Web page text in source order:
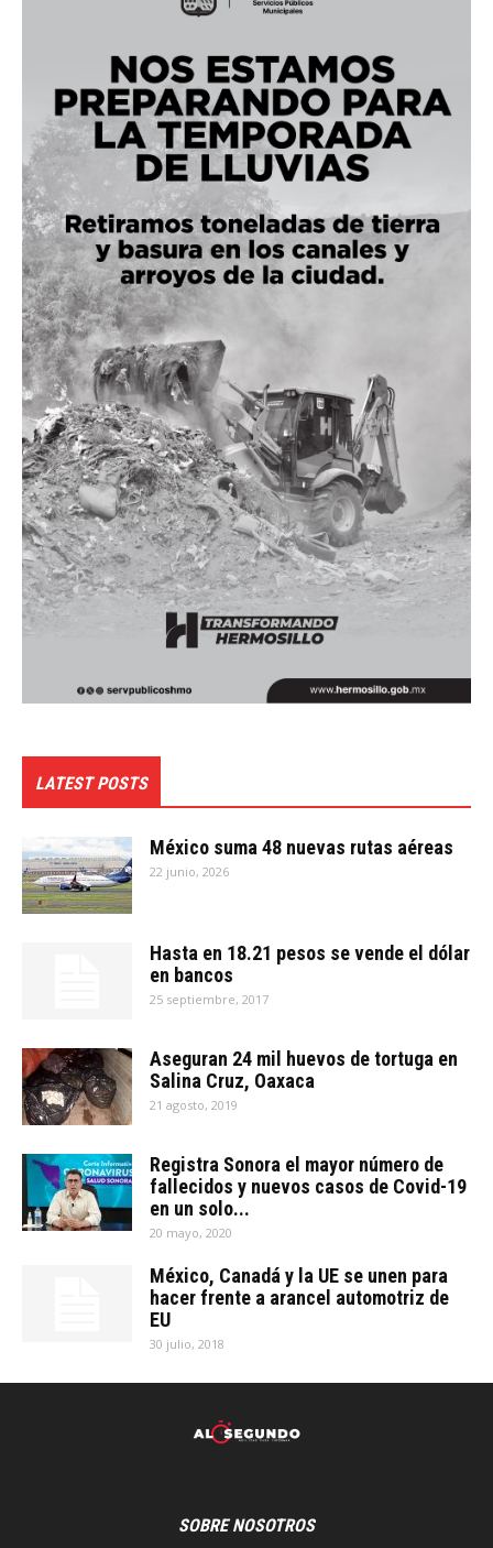
LATEST POSTS
México suma 48 nuevas rutas aéreas
22 junio, 2026
Hasta en 18.21 pesos se vende el dólar
en bancos
25 septiembre, 2017
Aseguran 24 mil huevos de tortuga en
Salina Cruz, Oaxaca
21 agosto, 2019
Registra Sonora el mayor número de
fallecidos y nuevos casos de Covid-19
en un solo...
20 mayo, 2020
México, Canadá y la UE se unen para
hacer frente a arancel automotriz de
EU
30 julio, 2018
SOBRE NOSOTROS